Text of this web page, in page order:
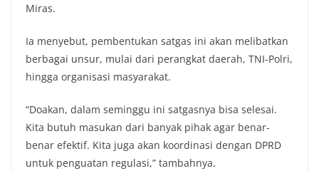
Miras.
Ia menyebut, pembentukan satgas ini akan melibatkan
berbagai unsur, mulai dari perangkat daerah, TNI-Polri,
hingga organisasi masyarakat.
“Doakan, dalam seminggu ini satgasnya bisa selesai.
Kita butuh masukan dari banyak pihak agar benar-
benar efektif. Kita juga akan koordinasi dengan DPRD
untuk penguatan regulasi,” tambahnya.